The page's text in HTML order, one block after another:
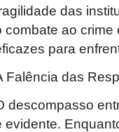
das
combate ao
para
Falência das
descompasso
evidente.